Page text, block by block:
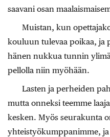
saavani osan
Muistan, kun
kouluun tulevaa poikaa, ja
hänen nukkua tunnin
pellolla niin myöhään.
Lasten ja perheiden
mutta onneksi teemme
kesken. Myös seurakunta
yhteistyökumppanimme,